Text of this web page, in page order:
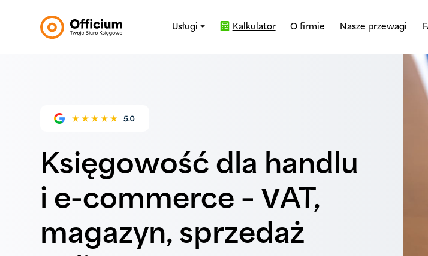
Usługi ⏷ Kalkulator O firmie Nasze przewagi
Księgowość dla handlu
i e-commerce – VAT,
magazyn, sprzedaż